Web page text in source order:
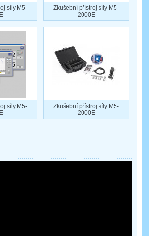
síly M5-
Zkušební přístroj síly M5-
2000E
síly M5-
Zkušební přístroj síly M5-
2000E